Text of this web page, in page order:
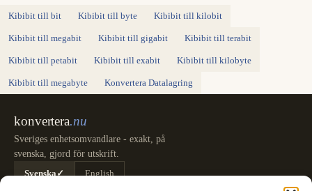
Kibibit till bit Kibibit till byte Kibibit till kilobit
Kibibit till megabit Kibibit till gigabit Kibibit till terabit
Kibibit till petabit Kibibit till exabit Kibibit till kilobyte
Kibibit till megabyte Konvertera Datalagring
konvertera.nu
Sveriges enhetsomvandlare - exakt, på
svenska, gjord för utskrift.
Svenska ✓
English